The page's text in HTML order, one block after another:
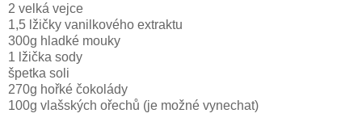
2 velká vejce
1,5 lžičky vanilkového extraktu
300g hladké mouky
1 lžička sody
špetka soli
270g hořké čokolády
100g vlašských ořechů (je možné vynechat)